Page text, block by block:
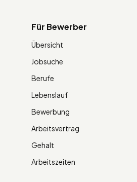
Für Bewerber
Übersicht
Jobsuche
Berufe
Lebenslauf
Bewerbung
Arbeitsvertrag
Gehalt
Arbeitszeiten